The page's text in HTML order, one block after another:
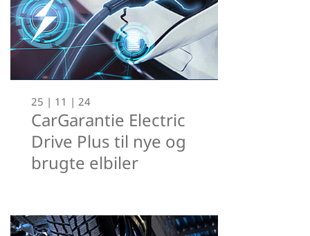
25 | 11 | 24
CarGarantie Electric
Drive Plus til nye og
brugte elbiler